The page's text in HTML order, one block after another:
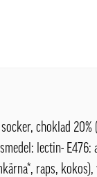
choklad 20%
lectin-
raps,